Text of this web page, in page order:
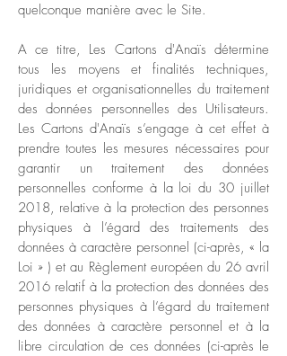
quelconque manière avec le Site.
A ce titre, Les Cartons d'Anaïs détermine
tous les moyens et finalités techniques,
juridiques et organisationnelles du traitement
des données personnelles des Utilisateurs.
Les Cartons d'Anaïs s’engage à cet effet à
prendre toutes les mesures nécessaires pour
garantir un traitement des données
personnelles conforme à la loi du 30 juillet
2018, relative à la protection des personnes
physiques à l’égard des traitements des
données à caractère personnel (ci-après, « la
Loi » ) et au Règlement européen du 26 avril
2016 relatif à la protection des données des
personnes physiques à l’égard du traitement
des données à caractère personnel et à la
libre circulation de ces données (ci-après le